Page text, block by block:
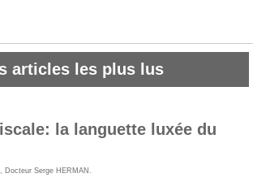
articles les plus lus
la languette luxée du
Docteur Serge HERMAN